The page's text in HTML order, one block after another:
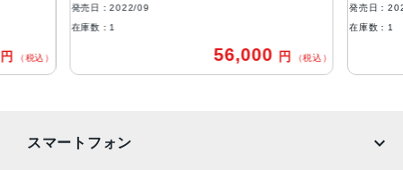
IEC規格60529にもとづくIP68等級（最大水深6メートルで
カメラ
ンズ2倍の光学ズームアウト、最大5倍のデジタルズーム
円 （税込）
発売日：2022/09
在庫数：1
56,000 円 （税込）
発売日：
在庫数：1
スマートフォン